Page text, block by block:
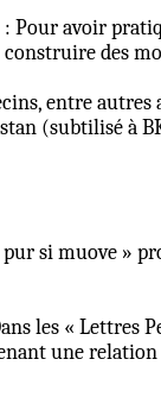
: Pour avoir
construire des
entre
(subtilisé à
si muove »
les « Lettres
une relation